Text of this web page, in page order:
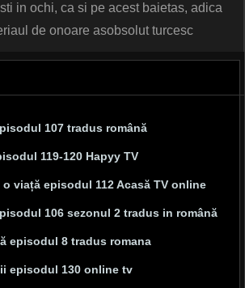
in ochi, ca si pe acest baietas, adica
de onoare asobsolut turcesc
107 tradus română
119-120 Hapyy TV
viață episodul 112 Acasă TV online
106 sezonul 2 tradus in română
episodul 8 tradus romana
episodul 130 online tv